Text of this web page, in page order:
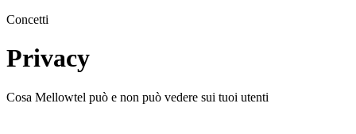
Concetti
Privacy
Cosa Mellowtel può e non può vedere sui tuoi utenti